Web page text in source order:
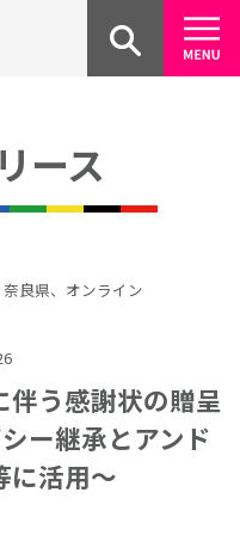
ース
良県、オンライン
伴う感謝状の贈呈
ー継承とアンド
に活用～